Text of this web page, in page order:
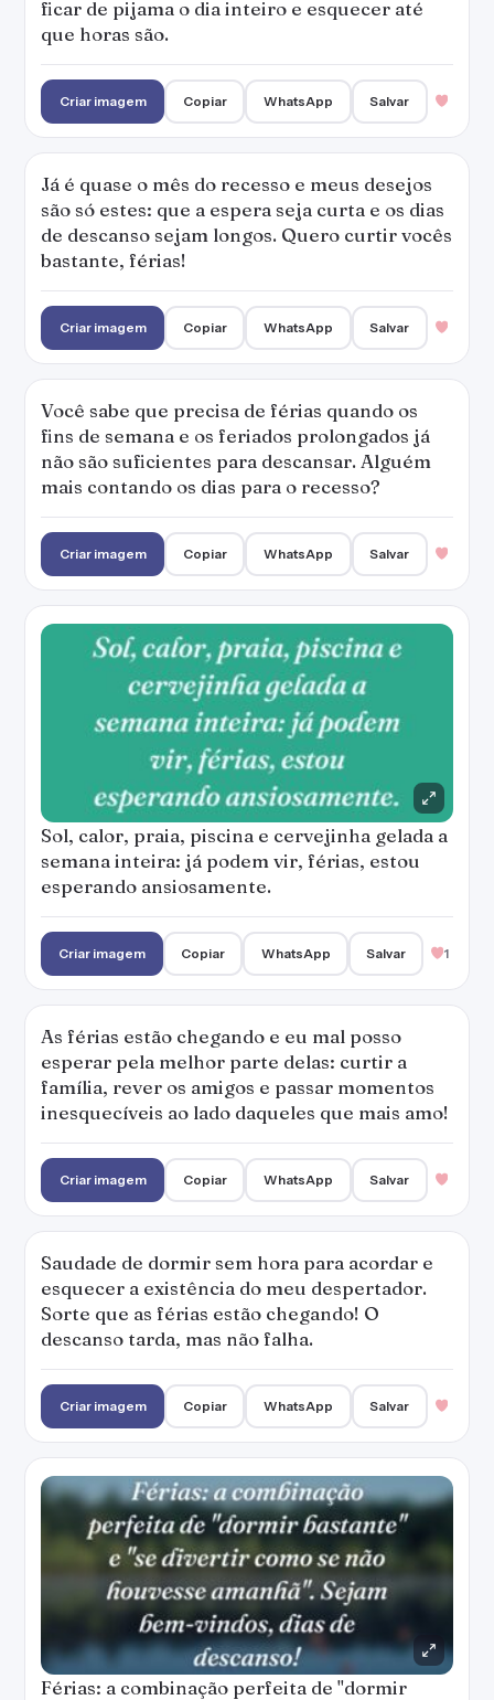
ficar de pijama o dia inteiro e esquecer até
que horas são.
Criar imagem Copiar WhatsApp Salvar
Já é quase o mês do recesso e meus desejos
são só estes: que a espera seja curta e os dias
de descanso sejam longos. Quero curtir vocês
bastante, férias!
Criar imagem Copiar WhatsApp Salvar
Você sabe que precisa de férias quando os
fins de semana e os feriados prolongados já
não são suficientes para descansar. Alguém
mais contando os dias para o recesso?
Criar imagem Copiar WhatsApp Salvar
Sol, calor, praia, piscina e cervejinha gelada a
semana inteira: já podem vir, férias, estou
esperando ansiosamente.
Criar imagem Copiar WhatsApp Salvar 1
As férias estão chegando e eu mal posso
esperar pela melhor parte delas: curtir a
família, rever os amigos e passar momentos
inesquecíveis ao lado daqueles que mais amo!
Criar imagem Copiar WhatsApp Salvar
Saudade de dormir sem hora para acordar e
esquecer a existência do meu despertador.
Sorte que as férias estão chegando! O
descanso tarda, mas não falha.
Criar imagem Copiar WhatsApp Salvar
Férias: a combinação perfeita de "dormir